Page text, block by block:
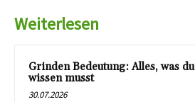
Weiterlesen
Grinden Bedeutung: Alles, was du
wissen musst
30.07.2026